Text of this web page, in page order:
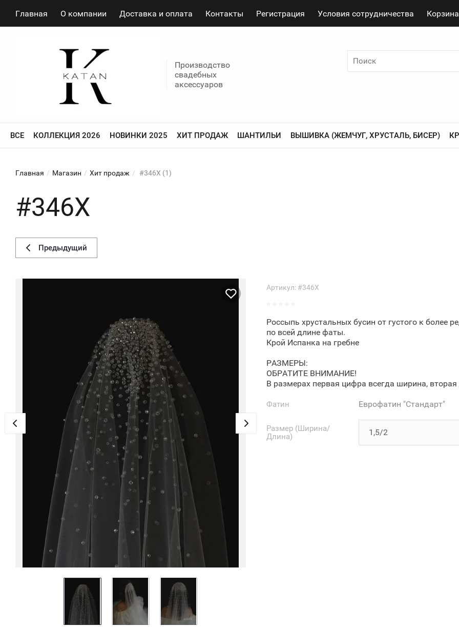
Главная О компании Доставка и оплата Контакты Регистрация Условия сотрудничества Корзина
Производство
свадебных
аксессуаров
ВСЕ КОЛЛЕКЦИЯ 2026 НОВИНКИ 2025 ХИТ ПРОДАЖ ШАНТИЛЬИ ВЫШИВКА (ЖЕМЧУГ, ХРУСТАЛЬ, БИСЕР)
Главная / Магазин / Хит продаж / #346Х (1)
#346Х
Предыдущий
Артикул: #346Х
Россыпь хрустальных бусин от густого к более
по всей длине фаты.
Крой Испанка на гребне
РАЗМЕРЫ:
ОБРАТИТЕ ВНИМАНИЕ!
В размерах первая цифра всегда ширина, вторая
Фатин Еврофатин "Стандарт"
Размер (Ширина/
Длина)